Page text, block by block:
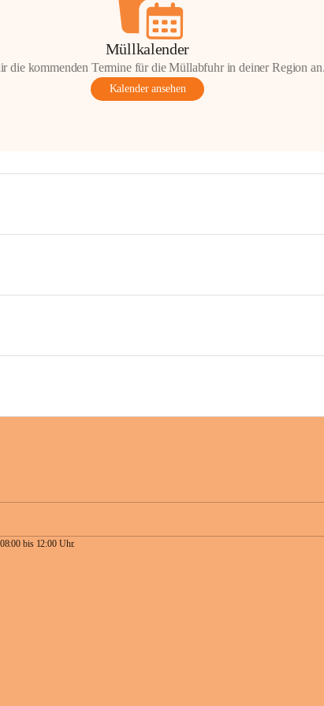
Müllkalender
die kommenden Termine für die Müllabfuhr in deiner Region
Kalender ansehen
bis 12:00 Uhr.